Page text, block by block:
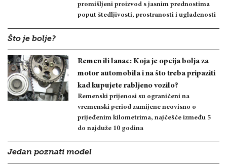
promišljeni proizvod s jasnim prednostima
poput štedljivosti, prostranosti i uglađenosti
Što je bolje?
Remen ili lanac: Koja je opcija bolja za
motor automobila i na što treba pripaziti
kad kupujete rabljeno vozilo?
Remenski prijenosi su ograničeni na
vremenski period zamijene neovisno o
prijeđenim kilometrima, najčešće između 5
do najduže 10 godina
Jedan poznati model